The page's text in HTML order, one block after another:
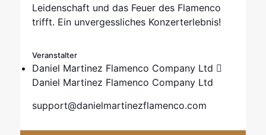
Leidenschaft und das Feuer des Flamenco
trifft. Ein unvergessliches Konzerterlebnis!
Veranstalter
Daniel Martinez Flamenco Company Ltd
Daniel Martinez Flamenco Company Ltd
support@danielmartinezflamenco.com